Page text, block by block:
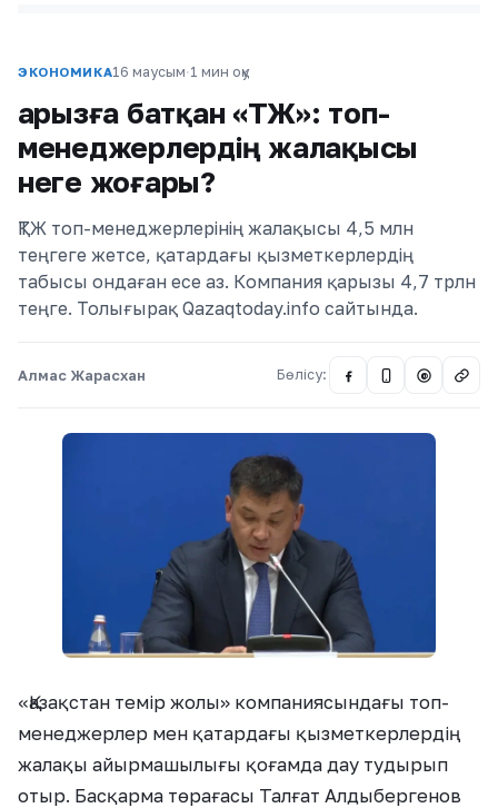
ЭКОНОМИКА16 маусым·1 мин оқу
Қарызға батқан «ҚТЖ»: топ-
менеджерлердің жалақысы
неге жоғары?
ҚТЖ топ-менеджерлерінің жалақысы 4,5 млн
теңгеге жетсе, қатардағы қызметкерлердің
табысы ондаған есе аз. Компания қарызы 4,7 трлн
теңге. Толығырақ Qazaqtoday.info сайтында.
Алмас Жарасхан Бөлісу: @
«Қазақстан темір жолы» компаниясындағы топ-
менеджерлер мен қатардағы қызметкерлердің
жалақы айырмашылығы қоғамда дау тудырып
отыр. Басқарма төрағасы Талғат Алдыбергенов